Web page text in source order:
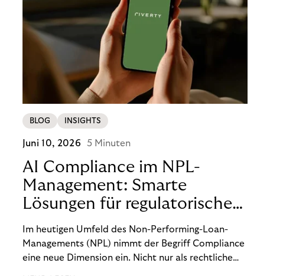
BLOG INSIGHTS
Juni 10, 2026 5 Minuten
AI Compliance im NPL-
Management: Smarte
Lösungen für regulatorische
Sicherheit
Im heutigen Umfeld des Non-Performing-Loan-
Managements (NPL) nimmt der Begriff Compliance
eine neue Dimension ein. Nicht nur als rechtliche